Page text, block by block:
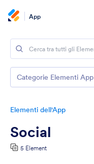
App
Elementi dell'App
Social
5 Element
Categorie Elementi App